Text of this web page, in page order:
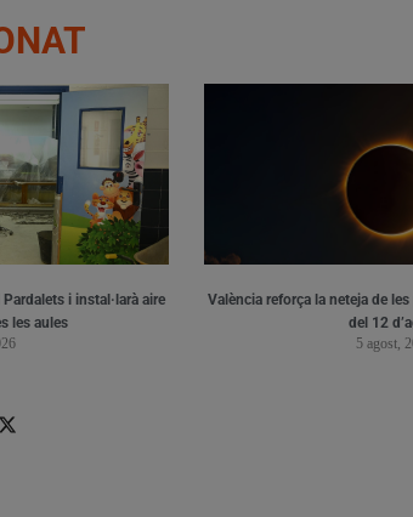
i instal·larà aire
les aules
València reforça la neteja de
del 12
5 agost,